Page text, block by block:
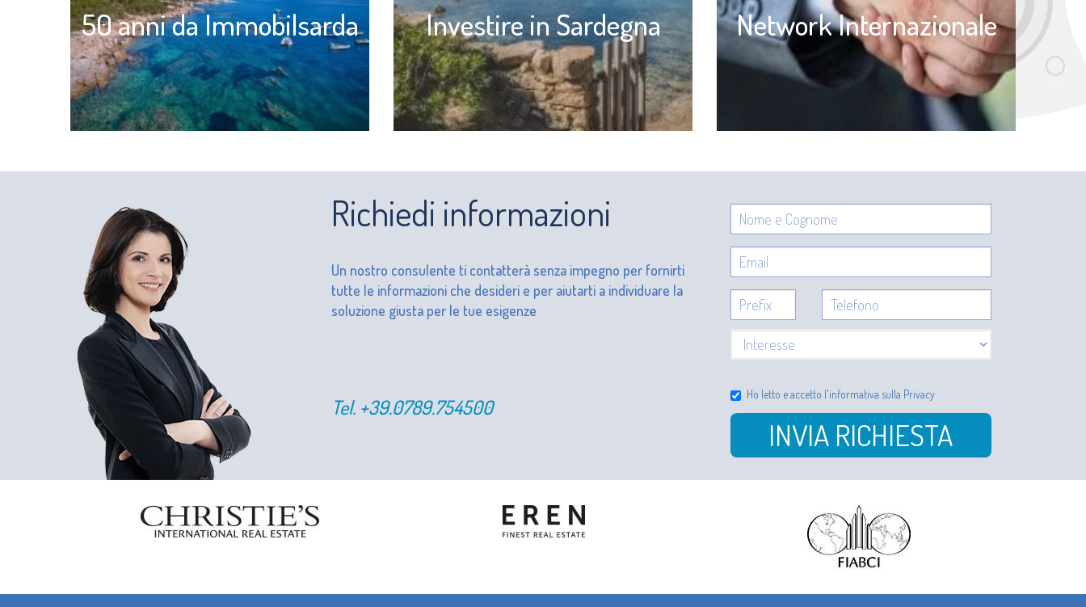
50 anni da Immobilsarda Investire in Sardegna Network Internazionale
Un nostro consulente ti contatterà senza impegno per fornirti
tutte le informazioni che desideri e per aiutarti a individuare la
soluzione giusta per le tue esigenze
Tel. +39.0789.754500
Ho letto e accetto l'informativa sulla Privacy
INVIA RICHIESTA
Richiedi informazioni